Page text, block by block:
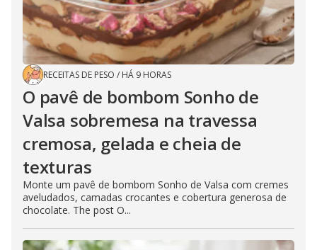
RECEITAS DE PESO / HÁ 9 HORAS
O pavê de bombom Sonho de
Valsa sobremesa na travessa
cremosa, gelada e cheia de
texturas
Monte um pavê de bombom Sonho de Valsa com cremes
aveludados, camadas crocantes e cobertura generosa de
chocolate. The post O...